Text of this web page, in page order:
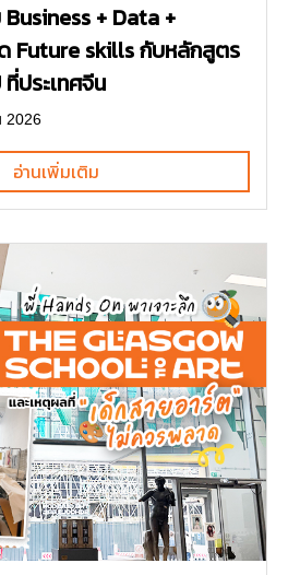
+ Data +
Future skills กับหลักสูตร
ประเทศจีน
2026
อ่านเพิ่มเติม